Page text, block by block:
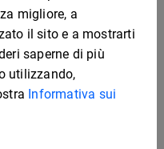
migliore, a
il sito e a mostrarti
saperne di più
utilizzando,
Informativa sui